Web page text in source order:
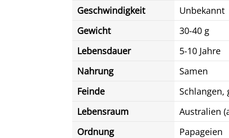
Geschwindigkeit
Unbekannt
Gewicht
30-40 g
Lebensdauer
5-10 Jahre
Nahrung
Samen
Feinde
Schlangen,
Lebensraum
Australien
Ordnung
Papageien